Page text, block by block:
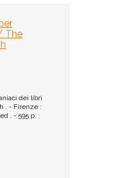
The
dei libri
. - Firenze :
. - 595 p. ;